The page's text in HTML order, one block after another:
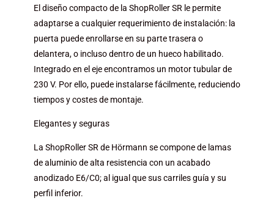
El diseño compacto de la ShopRoller SR le permite
adaptarse a cualquier requerimiento de instalación: la
puerta puede enrollarse en su parte trasera o
delantera, o incluso dentro de un hueco habilitado.
Integrado en el eje encontramos un motor tubular de
230 V. Por ello, puede instalarse fácilmente, reduciendo
tiempos y costes de montaje.
Elegantes y seguras
La ShopRoller SR de Hörmann se compone de lamas
de aluminio de alta resistencia con un acabado
anodizado E6/C0; al igual que sus carriles guía y su
perfil inferior.